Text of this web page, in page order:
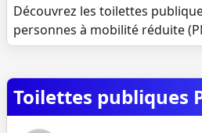
Découvrez les toilettes
personnes à mobilité réduite
Toilettes publiques